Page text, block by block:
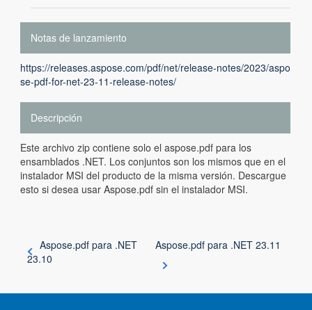
Notas de lanzamiento
https://releases.aspose.com/pdf/net/release-notes/2023/aspo
se-pdf-for-net-23-11-release-notes/
Descripción
Este archivo zip contiene solo el aspose.pdf para los
ensamblados .NET. Los conjuntos son los mismos que en el
instalador MSI del producto de la misma versión. Descargue
esto si desea usar Aspose.pdf sin el instalador MSI.
Aspose.pdf para .NET
23.10
Aspose.pdf para .NET 23.11